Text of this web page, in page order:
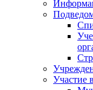
Участие